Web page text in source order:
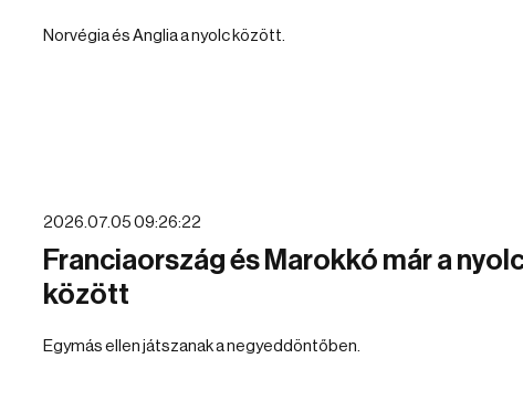
Norvégia és Anglia a nyolc között.
2026.07.05 09:26:22
Franciaország és Marokkó már a
között
Egymás ellen játszanak a negyeddöntőben.